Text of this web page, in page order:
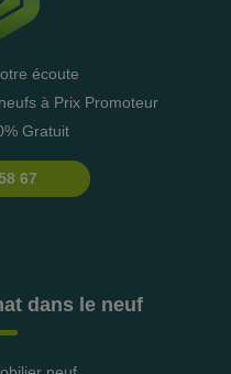
écoute
à Prix Promoteur
Gratuit
67
dans le neuf